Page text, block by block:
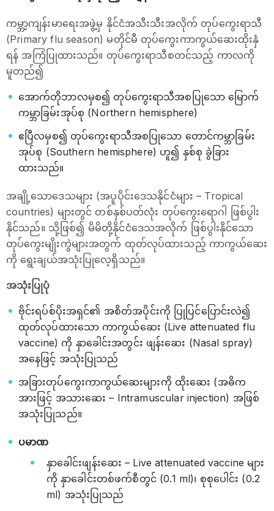
ကမ္ဘာ့ကျန်းမာရေးအဖွဲ့မှ နိုင်ငံအသီးသီးအလိုက် တုပ်ကွေးရာသီ
(Primary flu season) မတိုင်မီ တုပ်ကွေးကာကွယ်ဆေးထိုးနှံ
ရန် အကြံပြုထားသည်။ တုပ်ကွေးရာသီစတင်သည့် ကာလကို
မူတည်၍
အောက်တိုဘာလမှစ၍ တုပ်ကွေးရာသီအစပြုသော မြောက်
ကမ္ဘာခြမ်းအုပ်စု (Northern hemisphere)
ဧပြီလမှစ၍ တုပ်ကွေးရာသီအစပြုသော တောင်ကမ္ဘာခြမ်း
အုပ်စု (Southern hemisphere) ဟူ၍ နှစ်စု ခွဲခြား
ထားသည်။
အချို့သောဒေသများ (အပူပိုင်းဒေသနိုင်ငံများ – Tropical
countries) များတွင် တစ်နှစ်ပတ်လုံး တုပ်ကွေးရောဂါ ဖြစ်ပွါး
နိုင်သည်။ သို့ဖြစ်၍ မိမိတို့နိုင်ငံဒေသအလိုက် ဖြစ်ပွါးနိုင်သော
တုပ်ကွေးမျိုးကွဲများအတွက် ထုတ်လုပ်ထားသည့် ကာကွယ်ဆေး
ကို ရွေးချယ်အသုံးပြုလေ့ရှိသည်။
အသုံးပြုပုံ
ဗိုင်းရပ်စ်ပိုးအရှင်၏ အစိတ်အပိုင်းကို ပြုပြင်ပြောင်းလဲ၍
ထုတ်လုပ်ထားသော ကာကွယ်ဆေး (Live attenuated flu
vaccine) ကို နှာခေါင်းအတွင်း ဖျန်းဆေး (Nasal spray)
အနေဖြင့် အသုံးပြုသည်
အခြားတုပ်ကွေးကာကွယ်ဆေးများကို ထိုးဆေး (အဓိက
အားဖြင့် အသားဆေး – Intramuscular injection) အဖြစ်
အသုံးပြုသည်။
ပမာဏ
နှာခေါင်းဖျန်းဆေး – Live attenuated vaccine များ
ကို နှာခေါင်းတစ်ဖက်စီတွင် (0.1 ml)၊ စုစုပေါင်း (0.2
ml) အသုံးပြုသည်